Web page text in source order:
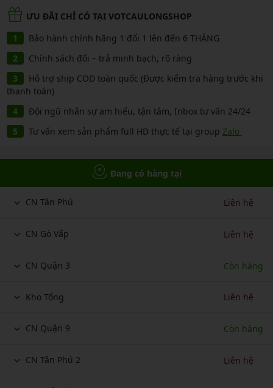
ƯU ĐÃI CHỈ CÓ TẠI VOTCAULONGSHOP
Bảo hành chính hãng 1 đổi 1 lên đến 6 THÁNG
Chính sách đổi – trả minh bạch, rõ ràng
Hỗ trợ ship COD toàn quốc (Được kiểm tra hàng trước khi
thanh toán)
Đội ngũ nhân sự am hiểu, tận tâm, Inbox tư vấn 24/24
Tư vấn xem sản phẩm full HD thực tế tại group Zalo
Đang có hàng tại
CN Tân Phú Liên hệ
CN Gò Vấp Liên hệ
CN Quận 3 Còn hàng
Kho Tổng Liên hệ
CN Quận 9 Còn hàng
CN Tân Phú 2 Liên hệ